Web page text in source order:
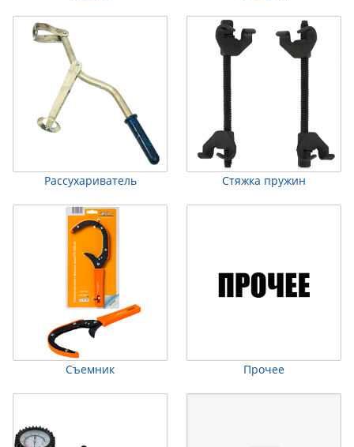
Рассухариватель Стяжка пружин
Съемник Прочее